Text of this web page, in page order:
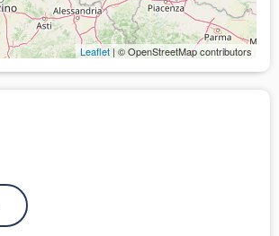
Leaflet | © OpenStreetMap contributors